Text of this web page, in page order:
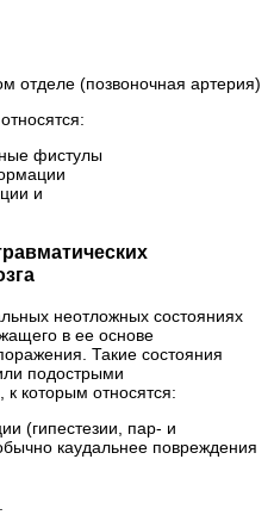
отделе (позвоночная артерия)
фистулы
и
неотложных состояниях
в ее основе
Такие состояния
подострыми
которым относятся:
(гипестезии, пар- и
каудальнее повреждения